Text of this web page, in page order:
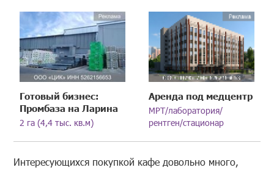
Готовый бизнес:
Промбаза на Ларина
2 га (4,4 тыс. кв.м)
Аренда под медцентр
МРТ/лаборатория/
рентген/стационар
Интересующихся покупкой кафе довольно много,